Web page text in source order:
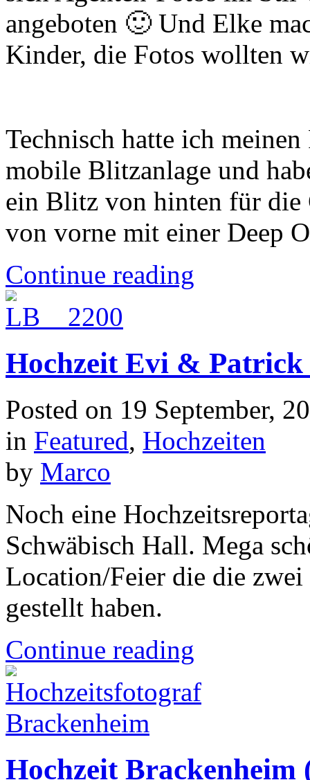
angeboten 🙂 Und Elke
Kinder, die Fotos wollten
Technisch hatte ich
mobile Blitzanlage und
ein Blitz von hinten für
von vorne mit einer Deep
Continue reading
Hochzeit Evi & Patrick
Posted on 19 September,
in Featured, Hochzeiten
by Marco
Noch eine
Schwäbisch Hall. Mega
Location/Feier die die
gestellt haben.
Continue reading
Hochzeit